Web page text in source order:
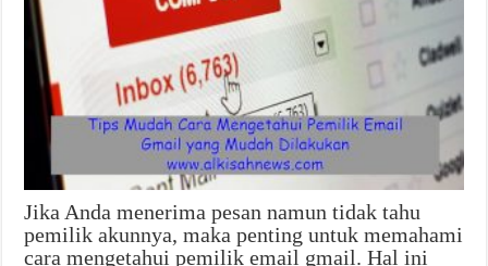
Jika Anda menerima pesan namun tidak tahu
pemilik akunnya, maka penting untuk memahami
cara mengetahui pemilik email gmail. Hal ini